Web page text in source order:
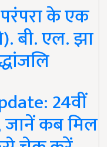
के एक
बी. एल. झा
24वीं
जानें कब मिल